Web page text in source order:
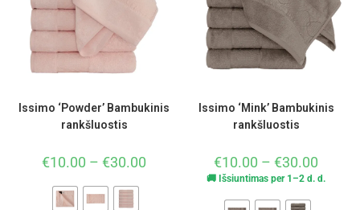
Issimo ‘Powder’ Bambukinis
rankšluostis
€10.00 – €30.00
Issimo ‘Mink’ Bambukinis
rankšluostis
€10.00 – €30.00
🚚 Išsiuntimas per 1–2 d. d.